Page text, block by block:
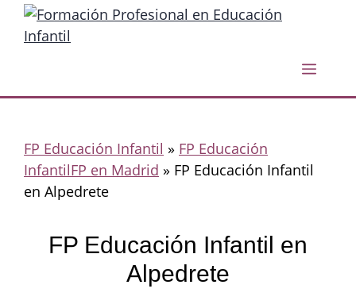
Saltar
Menú
FP Educación Infantil » FP Educación
InfantilFP en Madrid » FP Educación Infantil
en Alpedrete
FP Educación Infantil en
Alpedrete